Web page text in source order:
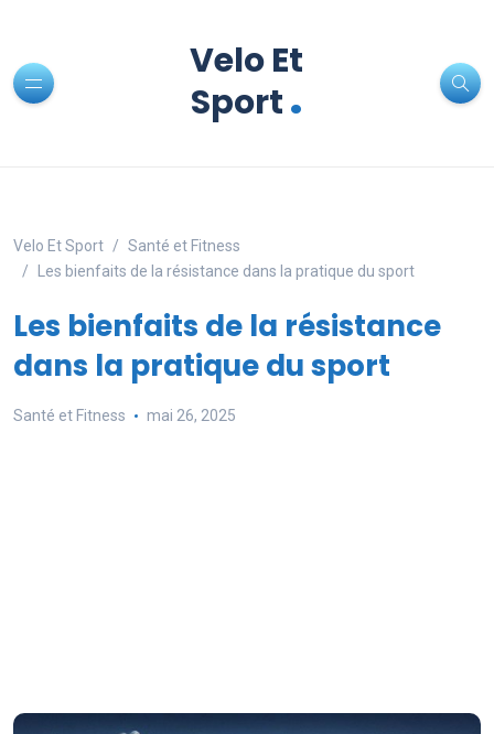
Velo Et
Sport.
Velo Et Sport
Santé et Fitness
Les bienfaits de la résistance dans la pratique du sport
Les bienfaits de la résistance
dans la pratique du sport
Santé et Fitness mai 26, 2025